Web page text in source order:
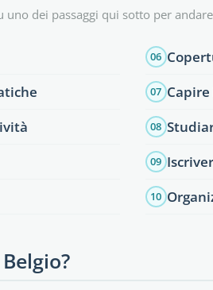
uno dei passaggi qui sotto per
06
07
08
09
10